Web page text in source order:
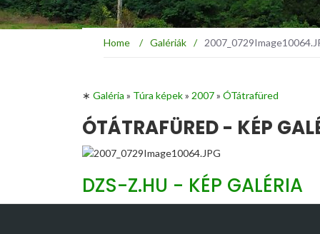
Home / Galériák /
∗ Galéria » Túra képek» 2007» ÓTátrafüred
ÓTÁTRAFÜRED - KÉP
DZS-Z.HU - KÉP GALÉRIA